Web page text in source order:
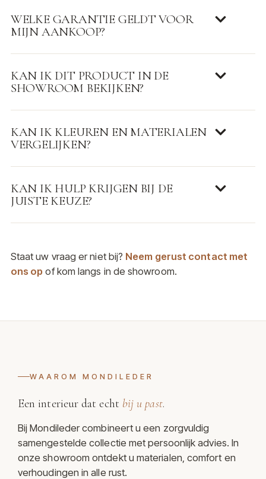
WELKE GARANTIE GELDT VOOR
MIJN AANKOOP?
KAN IK DIT PRODUCT IN DE
SHOWROOM BEKIJKEN?
KAN IK KLEUREN EN MATERIALEN
VERGELIJKEN?
KAN IK HULP KRIJGEN BIJ DE
JUISTE KEUZE?
Staat uw vraag er niet bij? Neem gerust contact met
ons op of kom langs in de showroom.
WAAROM MONDILEDER
Een interieur dat echt bij u past.
Bij Mondileder combineert u een zorgvuldig
samengestelde collectie met persoonlijk advies. In
onze showroom ontdekt u materialen, comfort en
verhoudingen in alle rust.